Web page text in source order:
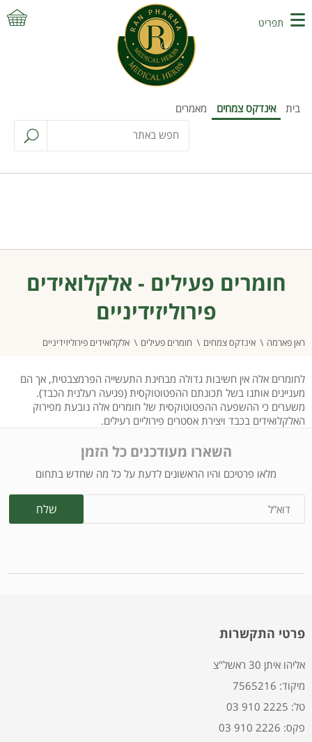
בית אינדקס צמחים מאמרים
תפריט
חומרים פעילים - אלקלואידים
פירוליזידיניים
ראן פארמה אינדקס צמחים חומרים פעילים אלקלואידים פירוליזידיניים
לחומרים אלה אין חשיבות גדולה מבחינת התעשייה הפרמצבטית, אך הם
מעניינים אותנו בשל תכונתם ההפטוטוקסית (פגיעה רעלנית הכבד).
משערים כי ההשפעה ההפטוטוקסית של חומרים אלה נובעת מפירוק
האלקלואידים בכבד ויצירת אסטרים פירוליים רעילים.
השארו מעודכנים כל הזמן
מלאו פרטיכם והיו הראשונים לדעת על כל מה שחדש בתחום
פרטי התקשרות
אליהו איתן 30 ראשל"צ
7565216 :מיקוד
03 910 2225 :טל
03 910 2226 :פקס